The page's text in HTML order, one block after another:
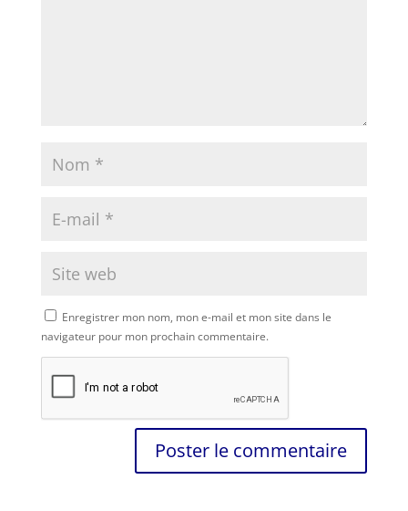
Enregistrer mon nom, mon e-mail et mon site dans le
navigateur pour mon prochain commentaire.